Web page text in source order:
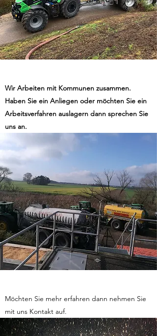
Wir Arbeiten mit Kommunen zusammen.
Haben Sie ein Anliegen oder möchten Sie ein
Arbeitsverfahren auslagern dann sprechen Sie
uns an.
Möchten Sie mehr erfahren dann nehmen Sie
mit uns Kontakt auf.